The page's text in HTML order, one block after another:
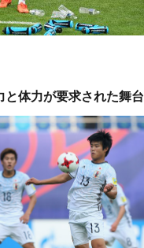
と体力が要求された舞台